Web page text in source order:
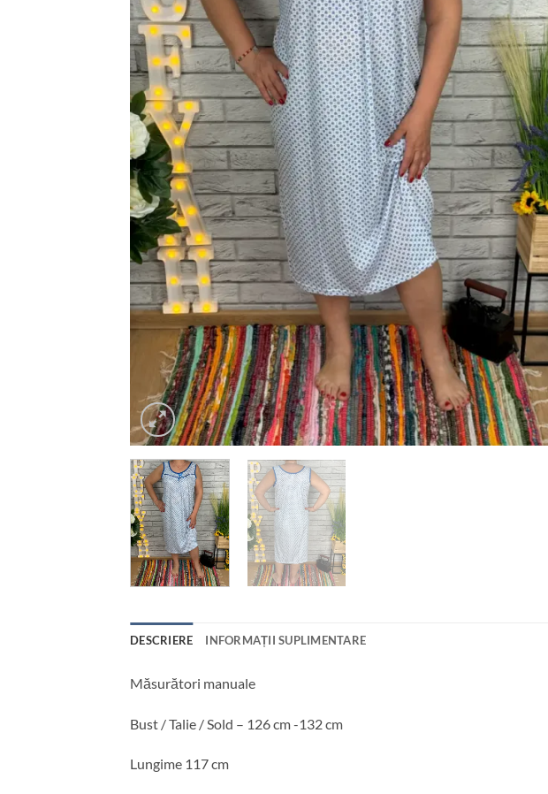
DESCRIERE INFORMAȚII SUPLIMENTARE
Măsurători manuale
Bust / Talie / Sold – 126 cm -132 cm
Lungime 117 cm